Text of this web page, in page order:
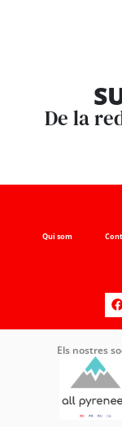
De la
Qui som
Els nostres